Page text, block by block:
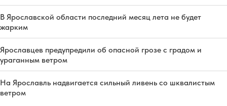
В Ярославской области последний месяц лета не будет
жарким
Ярославцев предупредили об опасной грозе с градом и
ураганным ветром
На Ярославль надвигается сильный ливень со шквалистым
ветром